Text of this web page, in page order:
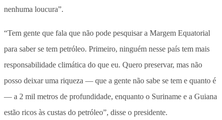
nenhuma loucura”.
“Tem gente que fala que não pode pesquisar a Margem Equatorial
para saber se tem petróleo. Primeiro, ninguém nesse país tem mais
responsabilidade climática do que eu. Quero preservar, mas não
posso deixar uma riqueza — que a gente não sabe se tem e quanto é
— a 2 mil metros de profundidade, enquanto o Suriname e a Guiana
estão ricos às custas do petróleo”, disse o presidente.